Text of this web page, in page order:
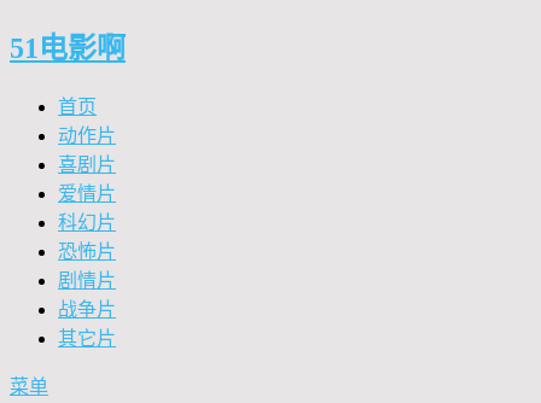
51电影啊
首页
动作片
喜剧片
爱情片
科幻片
恐怖片
剧情片
战争片
其它片
菜单